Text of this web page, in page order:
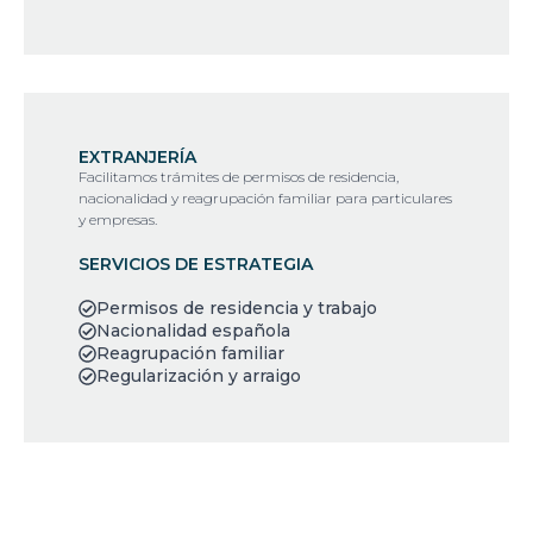
EXTRANJERÍA
Facilitamos trámites de permisos de residencia,
nacionalidad y reagrupación familiar para particulares
y empresas.
SERVICIOS DE ESTRATEGIA
Permisos de residencia y trabajo
Nacionalidad española
Reagrupación familiar
Regularización y arraigo